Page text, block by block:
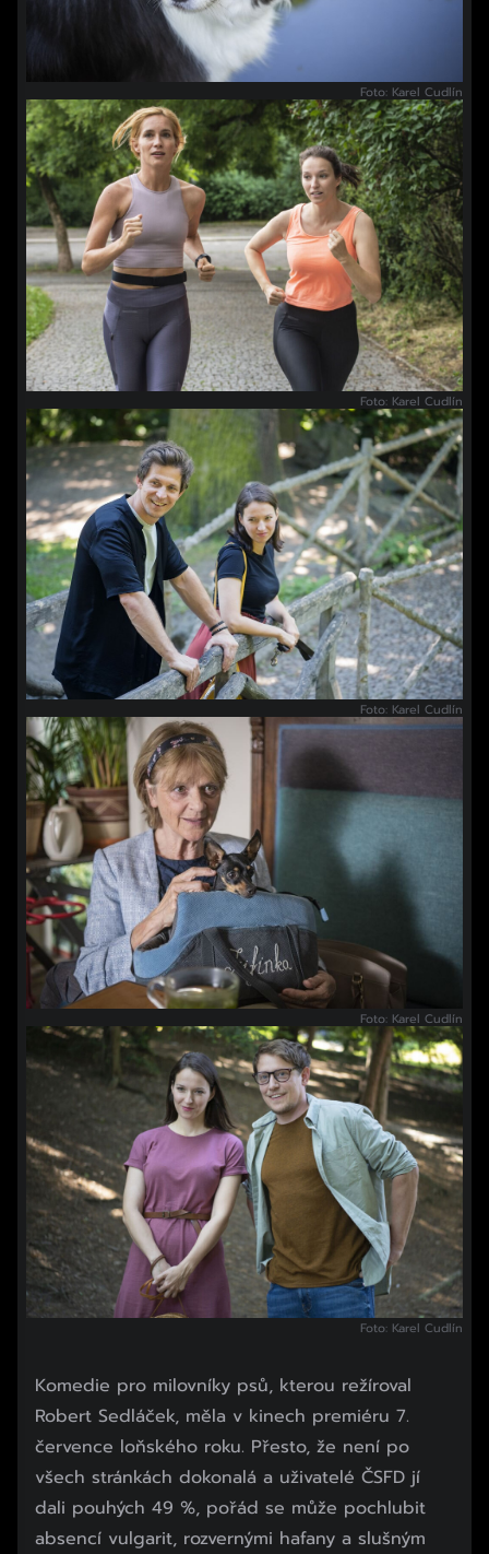
Foto: Karel Cudlín
Foto: Karel Cudlín
Foto: Karel Cudlín
Foto: Karel Cudlín
Foto: Karel Cudlín
Komedie pro milovníky psů, kterou režíroval
Robert Sedláček, měla v kinech premiéru 7.
července loňského roku. Přesto, že není po
všech stránkách dokonalá a uživatelé ČSFD jí
dali pouhých 49 %, pořád se může pochlubit
absencí vulgarit, rozvernými hafany a slušným